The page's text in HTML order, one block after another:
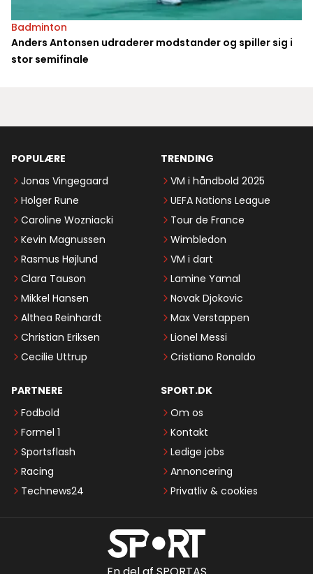
Badminton
Anders Antonsen udraderer modstander og spiller sig i
stor semifinale
POPULÆRE
Jonas Vingegaard
Holger Rune
Caroline Wozniacki
Kevin Magnussen
Rasmus Højlund
Clara Tauson
Mikkel Hansen
Althea Reinhardt
Christian Eriksen
Cecilie Uttrup
TRENDING
VM i håndbold 2025
UEFA Nations League
Tour de France
Wimbledon
VM i dart
Lamine Yamal
Novak Djokovic
Max Verstappen
Lionel Messi
Cristiano Ronaldo
PARTNERE
Fodbold
Formel 1
Sportsflash
Racing
Technews24
SPORT.DK
Om os
Kontakt
Ledige jobs
Annoncering
Privatliv & cookies